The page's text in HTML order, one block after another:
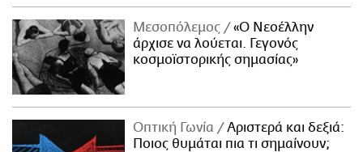
Μεσοπόλεμος
«Ο Νεοέλλην
άρχισε να λούεται. Γεγονός
κοσμοϊστορικής σημασίας»
Οπτική Γωνία
Αριστερά και δεξιά:
Ποιος θυμάται πια τι σημαίνουν;